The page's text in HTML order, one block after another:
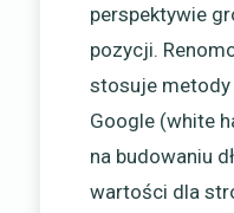
perspektywie
pozycji.
stosuje
Google (white
na budowaniu
wartości dla